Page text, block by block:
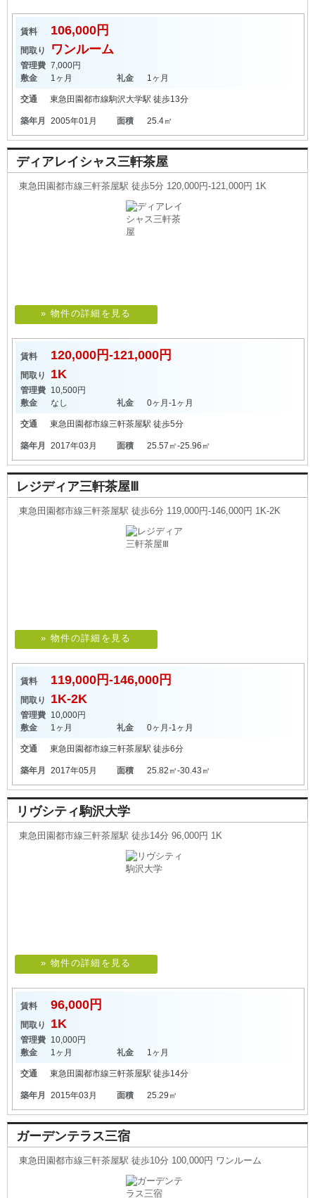
賃料 106,000円
間取り ワンルーム
管理費 7,000円
敷金
1ヶ月 礼金 1ヶ月
交通 東急田園都市線駒沢大学駅 徒歩13分
築年月 2005年01月 面積 25.4㎡
ディアレイシャス三軒茶屋
東急田園都市線三軒茶屋駅 徒歩5分 120,000円-121,000円 1K
» 物件の詳細を見る
賃料 120,000円-121,000円
間取り 1K
管理費 10,500円
敷金
なし 礼金 0ヶ月-1ヶ月
交通 東急田園都市線三軒茶屋駅 徒歩5分
築年月 2017年03月 面積 25.57㎡-25.96㎡
レジディア三軒茶屋Ⅲ
東急田園都市線三軒茶屋駅 徒歩6分 119,000円-146,000円 1K-2K
» 物件の詳細を見る
賃料 119,000円-146,000円
間取り 1K-2K
管理費 10,000円
敷金
1ヶ月 礼金 0ヶ月-1ヶ月
交通 東急田園都市線三軒茶屋駅 徒歩6分
築年月 2017年05月 面積 25.82㎡-30.43㎡
リヴシティ駒沢大学
東急田園都市線三軒茶屋駅 徒歩14分 96,000円 1K
» 物件の詳細を見る
賃料 96,000円
間取り 1K
管理費 10,000円
敷金
1ヶ月 礼金 1ヶ月
交通 東急田園都市線三軒茶屋駅 徒歩14分
築年月 2015年03月 面積 25.29㎡
ガーデンテラス三宿
東急田園都市線三軒茶屋駅 徒歩10分 100,000円 ワンルーム